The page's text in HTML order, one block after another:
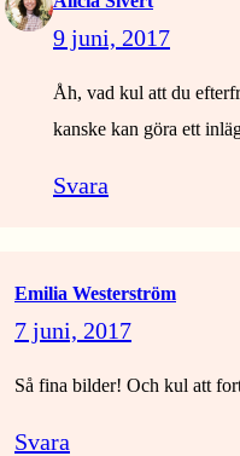
9 juni, 2017
Åh, vad kul att du
kanske kan göra ett
Svara
Emilia Westerström
7 juni, 2017
Så fina bilder! Och kul att
Svara